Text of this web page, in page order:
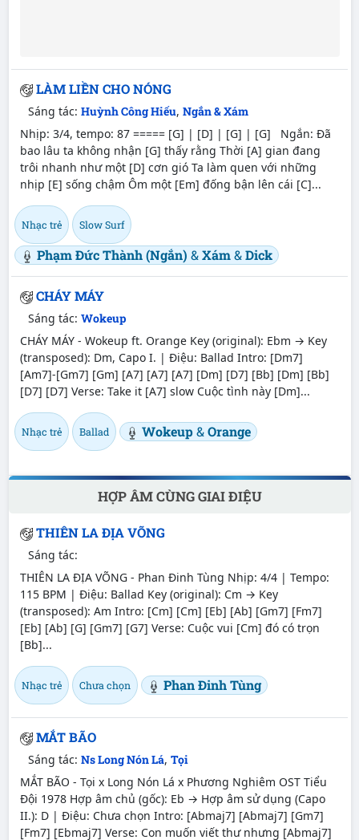
LÀM LIỀN CHO NÓNG
Sáng tác: Huỳnh Công Hiếu, Ngắn & Xám
Nhịp: 3/4, tempo: 87 ===== [G] | [D] | [G] | [G] Ngắn: Đã
bao lâu ta không nhận [G] thấy rằng Thời [A] gian đang
trôi nhanh như một [D] cơn gió Ta làm quen với những
nhịp [E] sống chậm Ôm một [Em] đống bận lên cái [C]...
Nhạc trẻ Slow Surf
Phạm Đức Thành (Ngắn) &Xám&Dick
CHÁY MÁY
Sáng tác: Wokeup
CHÁY MÁY - Wokeup ft. Orange Key (original): Ebm → Key
(transposed): Dm, Capo I. | Điệu: Ballad Intro: [Dm7]
[Am7]-[Gm7] [Gm] [A7] [A7] [A7] [Dm] [D7] [Bb] [Dm] [Bb]
[D7] [D7] Verse: Take it [A7] slow Cuộc tình này [Dm]...
Nhạc trẻ Ballad Wokeup&Orange
HỢP ÂM CÙNG GIAI ĐIỆU
THIÊN LA ĐỊA VÕNG
Sáng tác:
THIÊN LA ĐỊA VÕNG - Phan Đinh Tùng Nhịp: 4/4 | Tempo:
115 BPM | Điệu: Ballad Key (original): Cm → Key
(transposed): Am Intro: [Cm] [Cm] [Eb] [Ab] [Gm7] [Fm7]
[Eb] [Ab] [G] [Gm7] [G7] Verse: Cuộc vui [Cm] đó có trọn
[Bb]...
Nhạc trẻ Chưa chọn Phan Đinh Tùng
MẮT BÃO
Sáng tác: Ns Long Nón Lá, Tọi
MẮT BÃO - Tọi x Long Nón Lá x Phương Nghiêm OST Tiểu
Đội 1978 Hợp âm chủ (gốc): Eb → Hợp âm sử dụng (Capo
II.): D | Điệu: Chưa chọn Intro: [Abmaj7] [Abmaj7] [Gm7]
[Fm7] [Ebmaj7] Verse: Con muốn viết thư nhưng [Abmaj7]